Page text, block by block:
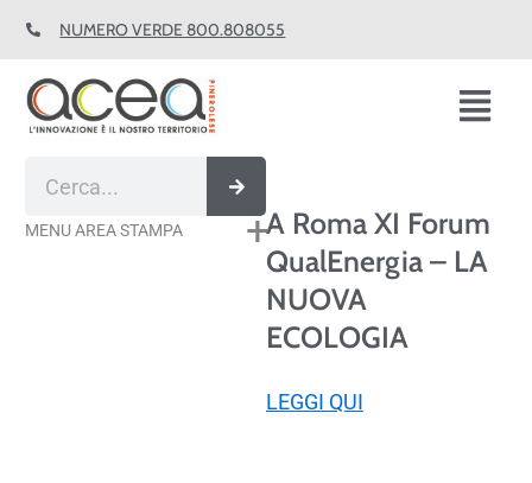
NUMERO VERDE 800.808055
MENU AREA STAMPA
A Roma XI Forum
QualEnergia – LA
NUOVA
ECOLOGIA
LEGGI QUI